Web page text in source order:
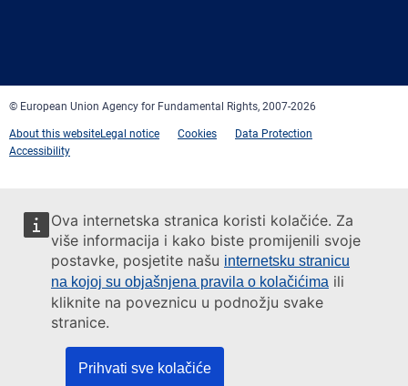
Ova internetska stranica koristi kolačiće. Za
više informacija i kako biste promijenili svoje
postavke, posjetite našu internetsku stranicu
na kojoj su objašnjena pravila o kolačićima ili
kliknite na poveznicu u podnožju svake
stranice.
Prihvati sve kolačiće
© European Union Agency for Fundamental Rights, 2007-2026
About this websiteLegal notice Cookies
Data Protection
Accessibility